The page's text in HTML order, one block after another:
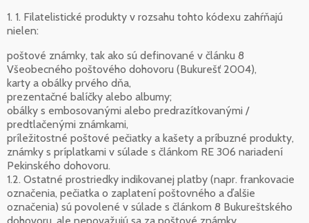
1. 1. Filatelistické produkty v rozsahu tohto kódexu zahŕňajú
nielen:
poštové známky, tak ako sú definované v článku 8
Všeobecného poštového dohovoru (Bukurešť 2004),
karty a obálky prvého dňa,
prezentačné balíčky alebo albumy;
obálky s embosovanými alebo predrazítkovanými /
predtlačenými známkami,
príležitostné poštové pečiatky a kašety a príbuzné produkty,
známky s príplatkami v súlade s článkom RE 306 nariadení
Pekinského dohovoru.
1.2. Ostatné prostriedky indikovanej platby (napr. frankovacie
označenia, pečiatka o zaplatení poštovného a ďalšie
označenia) sú povolené v súlade s článkom 8 Bukureštského